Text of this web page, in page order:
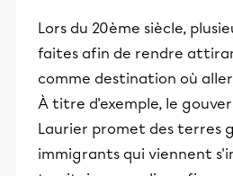
Lors du 20ème siècle,
faites afin de rendre
comme destination où
À titre d'exemple, le
Laurier promet des terres
immigrants qui viennent